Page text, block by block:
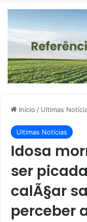
Início / Ultimas
Ultimas Notícias
Idosa
ser
calÃ§ar
perceber